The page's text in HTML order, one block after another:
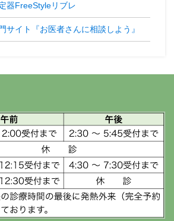
器FreeStyleリブレ
サイト『お医者さんに相談しよう』